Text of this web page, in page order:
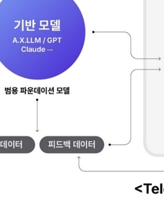
“계속 쫓아왔다”…도망치던 우크라 민간인 공격한 러 자폭 드론